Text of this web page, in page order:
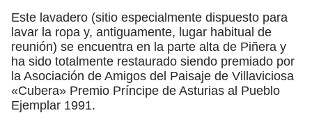
Este lavadero (sitio especialmente dispuesto para
lavar la ropa y, antiguamente, lugar habitual de
reunión) se encuentra en la parte alta de Piñera y
ha sido totalmente restaurado siendo premiado por
la Asociación de Amigos del Paisaje de Villaviciosa
«Cubera» Premio Príncipe de Asturias al Pueblo
Ejemplar 1991.